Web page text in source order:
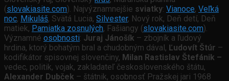
(slovakiasite.com). Najvýznamnejšie sviatky: Vianoce, Veľká
noc, Mikuláš, Svätá Lucia, Silvester, Nový rok, Deň detí, Deň
matiek, Pamiatka zosnulých, Fašiangy (slovakiasite.com).
Významné osobnosti: Juraj Jánošík – zbojník a ľudový
hrdina, ktorý bohatým bral a chudobným dával, Ľudovít Štúr –
kodifikátor spisovnej slovenčiny, Milan Rastislav Štefánik –
vedec, politik, vojak, zakladateľ československého štátu,
Alexander Dubček – štátnik, osobnosť Pražskej jari 1968